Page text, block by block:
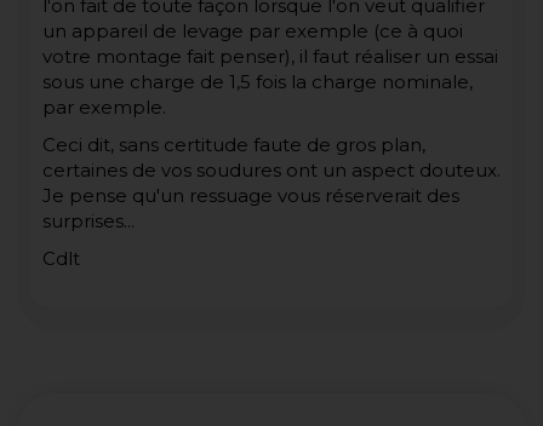
l'on fait de toute façon lorsque l'on veut qualifier
un appareil de levage par exemple (ce à quoi
votre montage fait penser), il faut réaliser un essai
sous une charge de 1,5 fois la charge nominale,
par exemple.
Ceci dit, sans certitude faute de gros plan,
certaines de vos soudures ont un aspect douteux.
Je pense qu'un ressuage vous réserverait des
surprises...
Cdlt